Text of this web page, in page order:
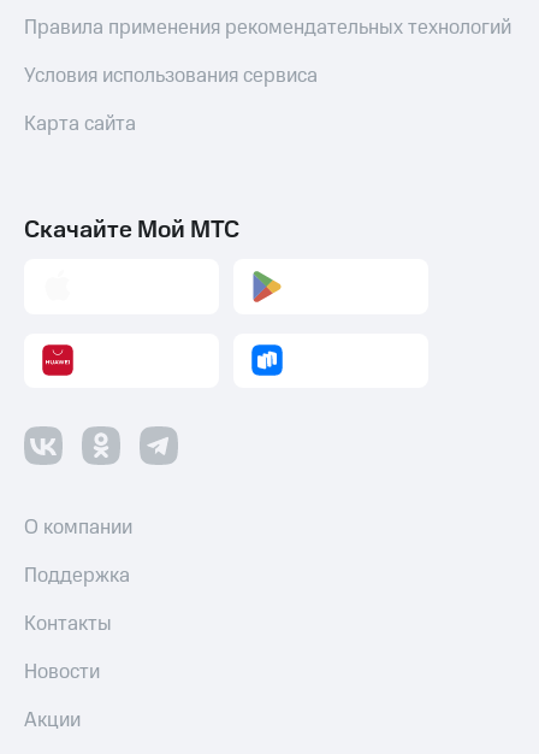
Правила применения рекомендательных технологий
Условия использования сервиса
Карта сайта
Скачайте Мой МТС
О компании
Поддержка
Контакты
Новости
Акции